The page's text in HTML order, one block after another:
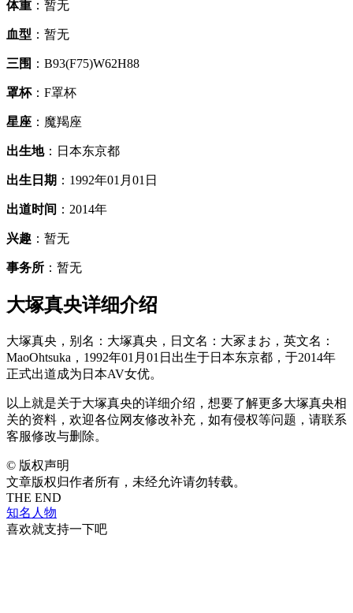
体重 ：暂无
血型 ：暂无
三围 ：B93(F75)W62H88
罩杯：F罩杯
星座 ：魔羯座
出生地：日本东京都
出生日期 ：1992年01月01日
出道时间 ：2014年
兴趣 ：暂无
事务所 ：暂无
大塚真央详细介绍
大塚真央，别名：大塚真央，日文名：大冢まお，英文名：
MaoOhtsuka，1992年01月01日出生于日本东京都，于2014年
正式出道成为日本AV女优。
以上就是关于大塚真央的详细介绍，想要了解更多大塚真央相
关的资料，欢迎各位网友修改补充，如有侵权等问题，请联系
客服修改与删除。
© 版权声明
文章版权归作者所有，未经允许请勿转载。
THE END
知名人物
喜欢就支持一下吧